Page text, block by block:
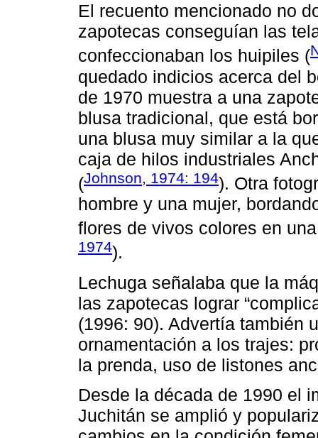
El recuento mencionado no
zapotecas conseguían las
confeccionaban los huipiles (
quedado indicios acerca del
de 1970 muestra a una
blusa tradicional, que está
una blusa muy similar a la
caja de hilos industriales
(Johnson, 1974: 194). Otra
hombre y una mujer,
flores de vivos colores en
1974).
Lechuga señalaba que la
las zapotecas lograr
(1996: 90). Advertía también
ornamentación a los trajes:
la prenda, uso de listones
Desde la década de 1990 el
Juchitán se amplió y